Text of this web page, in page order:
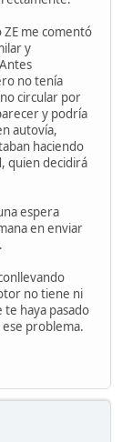
ZE me comentó
y
no tenía
circular por
y podría
autovía,
haciendo
quien decidirá
espera
en enviar
no tiene ni
haya pasado
problema.